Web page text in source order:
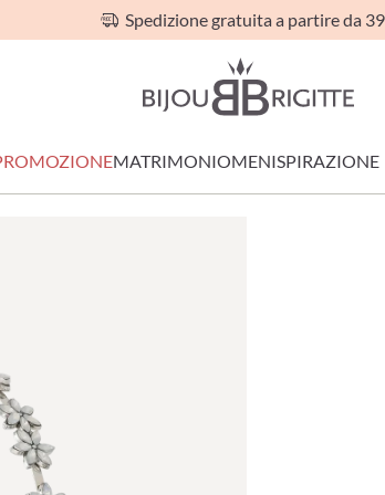
Spedizione gratuita a partire da
MATRIMONIOMENISPIRAZIONE